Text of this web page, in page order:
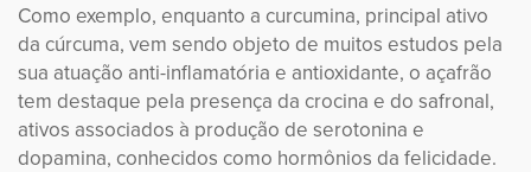
Como exemplo, enquanto a curcumina, principal ativo
da cúrcuma, vem sendo objeto de muitos estudos pela
sua atuação anti-inflamatória e antioxidante, o açafrão
tem destaque pela presença da crocina e do safronal,
ativos associados à produção de serotonina e
dopamina, conhecidos como hormônios da felicidade.